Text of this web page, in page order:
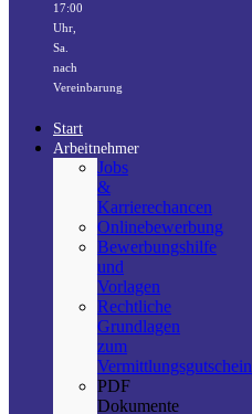
17:00
Uhr,
Sa.
nach
Vereinbarung
Start
Arbeitnehmer
Jobs
&
Karrierechancen
Onlinebewerbung
Bewerbungshilfe
und
Vorlagen
Rechtliche
Grundlagen
zum
Vermittlungsgutschein
PDF
Dokumente